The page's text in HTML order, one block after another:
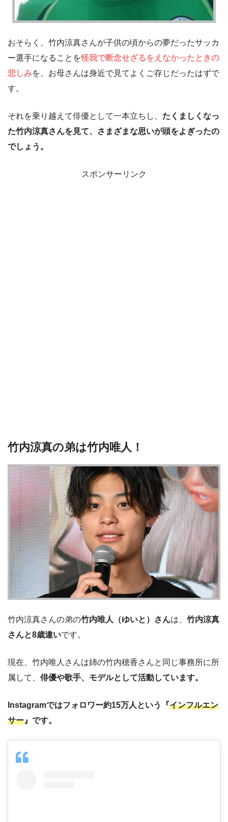
おそらく、竹内涼真さんが子供の頃からの夢だったサッカ
ー選手になることを怪我で断念せざるをえなかったときの
悲しみを、お母さんは身近で見てよくご存じだったはずで
す。
それを乗り越えて俳優として一本立ちし、 たくましくなっ
た竹内涼真さんを見て、さまざまな思いが頭をよぎったの
でしょう。
スポンサーリンク
竹内涼真の弟は竹内唯人！
竹内涼真さんの弟の竹内唯人（ゆいと）さんは、 竹内涼真
さんと8歳違いです。
現在、竹内唯人さんは姉の竹内穂香さんと同じ事務所に所
属して、 俳優や歌手、モデルとして活動しています。
Instagramではフォロワー約15万人という『インフルエン
サー 』です。